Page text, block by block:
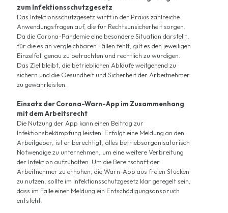
zum Infektionsschutzgesetz
Das Infektionsschutzgesetz wirft in der Praxis zahlreiche
Anwendungsfragen auf, die für Rechtsunsicherheit sorgen.
Da die Corona-Pandemie eine besondere Situation darstellt,
für die es an vergleichbaren Fällen fehlt, gilt es den jeweiligen
Einzelfall genau zu betrachten und rechtlich zu würdigen.
Das Ziel bleibt, die betrieblichen Abläufe weitgehend zu
sichern und die Gesundheit und Sicherheit der Arbeitnehmer
zu gewährleisten.
Einsatz der Corona-Warn-App im Zusammenhang
mit dem Arbeitsrecht
Die Nutzung der App kann einen Beitrag zur
Infektionsbekämpfung leisten. Erfolgt eine Meldung an den
Arbeitgeber, ist er berechtigt, alles betriebsorganisatorisch
Notwendige zu unternehmen, um eine weitere Verbreitung
der Infektion aufzuhalten. Um die Bereitschaft der
Arbeitnehmer zu erhöhen, die Warn-App aus freien Stücken
zu nutzen, sollte im Infektionsschutzgesetz klar geregelt sein,
dass im Falle einer Meldung ein Entschädigungsanspruch
entsteht.